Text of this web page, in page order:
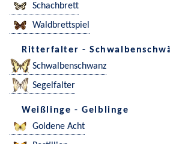
Schachbrett
Waldbrettspiel
Ritterfalter -
Schwalbenschwanz
Segelfalter
Weißlinge - Gelblinge
Goldene Acht